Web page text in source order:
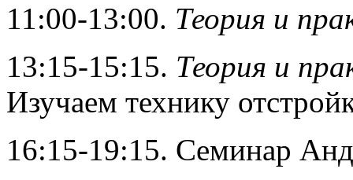
11:00-13:00. Теория и
13:15-15:15. Теория и
Изучаем технику
16:15-19:15. Семинар